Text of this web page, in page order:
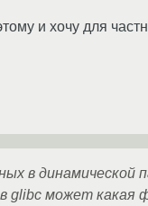
и хочу для
в динамической
glibc может какая